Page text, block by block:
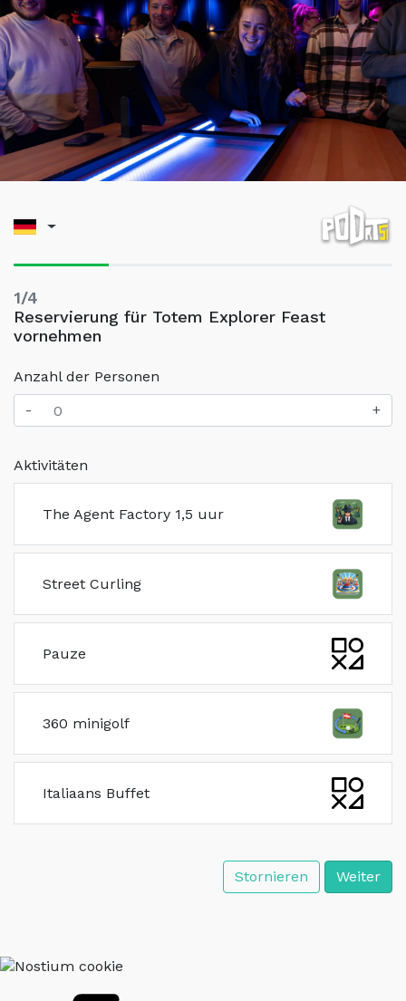
1/4
Reservierung für Totem Explorer Feast
vornehmen
Anzahl der Personen
-
+
Aktivitäten
The Agent Factory 1,5 uur
Street Curling
Pauze
360 minigolf
Italiaans Buffet
Stornieren Weiter